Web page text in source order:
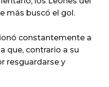
más buscó el gol.
constantemente a
que, contrario a su
resguardarse y